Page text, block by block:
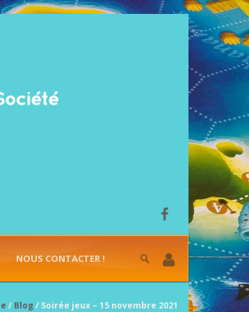
NOUS CONTACTER !
/ Blog/ Soirée jeux – 15 novembre 2021